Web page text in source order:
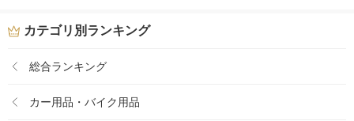
カテゴリ別ランキング
総合ランキング
カー用品・バイク用品